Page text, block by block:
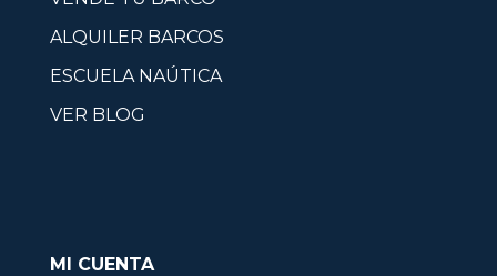
ALQUILER BARCOS
ESCUELA NAÚTICA
VER BLOG
MI CUENTA